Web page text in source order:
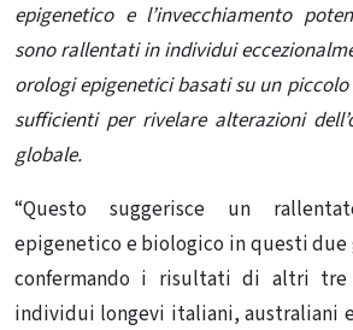
epigenetico e l’invecchiamento
sono rallentati in individui
orologi epigenetici basati su un piccolo
sufficienti per rivelare alterazioni
globale.
“Questo suggerisce un
epigenetico e biologico in questi
confermando i risultati di altri
individui longevi italiani, australiani